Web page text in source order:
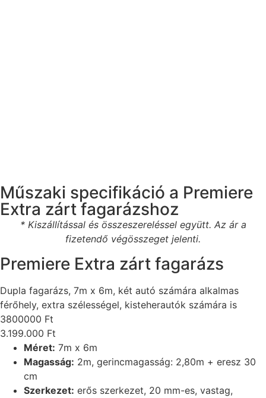
Műszaki specifikáció a Premiere
Extra zárt fagarázshoz
* Kiszállítással és összeszereléssel együtt. Az ár a
fizetendő végösszeget jelenti.
Premiere Extra zárt fagarázs
Dupla fagarázs, 7m x 6m, két autó számára alkalmas
férőhely, extra szélességel, kisteherautók számára is
3800000 Ft
3.199.000 Ft
Méret: 7m x 6m
Magasság: 2m, gerincmagasság: 2,80m + eresz 30
cm
Szerkezet: erős szerkezet, 20 mm-es, vastag,